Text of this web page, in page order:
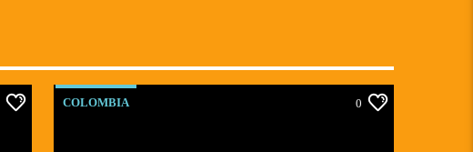
COLOMBIA 0